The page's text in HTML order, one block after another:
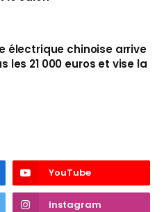
électrique chinoise arrive
les 21 000 euros et vise la
YouTube
Instagram